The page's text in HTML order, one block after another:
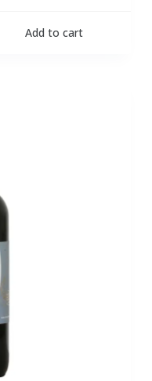
Add to cart